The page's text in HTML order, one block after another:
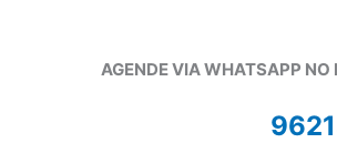
AGENDE VIA WHATSAPP NO